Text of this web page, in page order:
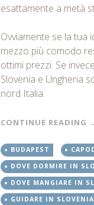
esattamente a metà
Ovviamente se la tua
mezzo più comodo
ottimi prezzi. Se
Slovenia e Ungheria
nord Italia.
CONTINUE READING
BUDAPEST
DOVE DORMIRE IN
DOVE MANGIARE IN
GUIDARE IN SLOVENIA